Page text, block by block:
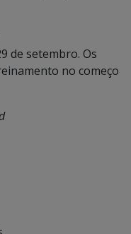
de setembro. Os
no começo